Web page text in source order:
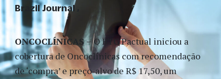
ONCOCLÍNICAS –O BTG Pactual iniciou a
cobertura de Oncoclínicas com recomendação
de ‘compra’ e preço-alvo de R$ 17,50, um
Brazil Journal